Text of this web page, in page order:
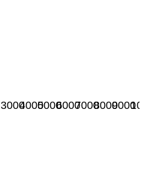
3000400050006000700080009000